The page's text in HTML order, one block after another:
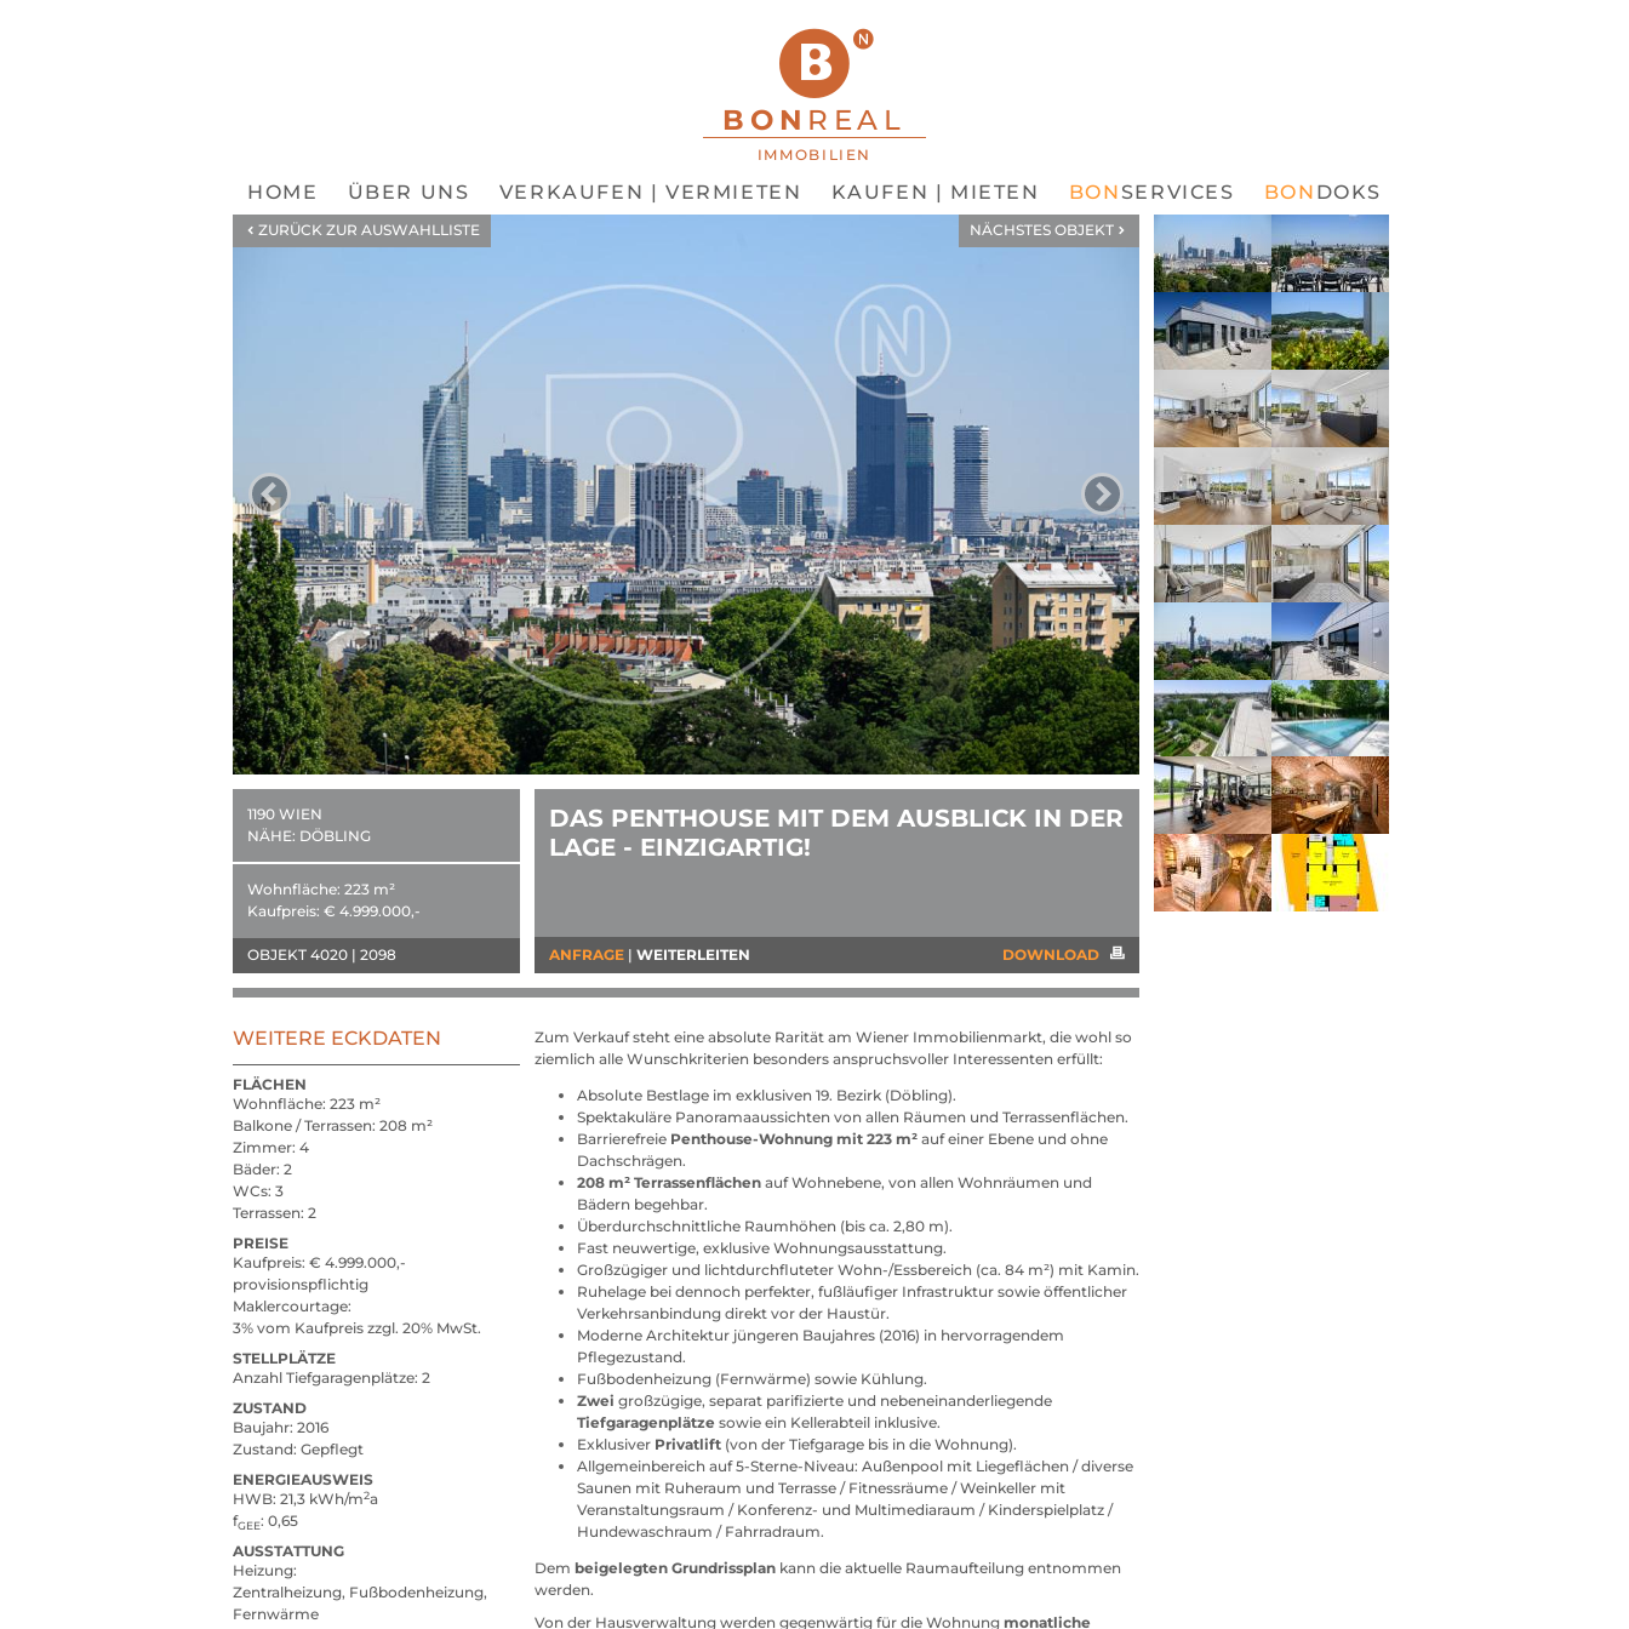
HOME ÜBER UNS VERKAUFEN | VERMIETEN KAUFEN | MIETEN SERVICES DOKS
BON REAL
IMMOBILIEN
ZURÜCK ZUR AUSWAHLLISTE NÄCHSTES OBJEKT
ZUM VORHERGEHENDEN BILD ZUM NÄCHSTEN BILD
DAS PENTHOUSE MIT DEM AUSBLICK IN DER
LAGE - EINZIGARTIG!
ANFRAGE WEITERLEITEN DOWNLOAD
OBJEKT 4020 | 2098
1190 WIEN
NÄHE: DÖBLING
Wohnfläche: 223 m²
Kaufpreis: € 4.999.000,-
Zum Verkauf steht eine absolute Rarität am Wiener Immobilienmarkt, die wohl so
ziemlich alle Wunschkriterien besonders anspruchsvoller Interessenten erfüllt:
Absolute Bestlage im exklusiven 19. Bezirk (Döbling).
Spektakuläre Panoramaaussichten von allen Räumen und Terrassenflächen.
Barrierefreie Penthouse-Wohnung mit 223 m² auf einer Ebene und ohne
Dachschrägen.
208 m² Terrassenflächenauf Wohnebene, von allen Wohnräumen und
Bädern begehbar.
Überdurchschnittliche Raumhöhen (bis ca. 2,80 m).
Fast neuwertige, exklusive Wohnungsausstattung.
Großzügiger und lichtdurchfluteter Wohn-/Essbereich (ca. 84 m²) mit Kamin.
Ruhelage bei dennoch perfekter, fußläufiger Infrastruktur sowie öffentlicher
Verkehrsanbindung direkt vor der Haustür.
Moderne Architektur jüngeren Baujahres (2016) in hervorragendem
Pflegezustand.
Fußbodenheizung (Fernwärme) sowie Kühlung.
Zwei großzügige, separat parifizierte und nebeneinanderliegende
Tiefgaragenplätzesowie ein Kellerabteil inklusive.
Exklusiver Privatlift(von der Tiefgarage bis in die Wohnung).
Allgemeinbereich auf 5-Sterne-Niveau: Außenpool mit Liegeflächen / diverse
Saunen mit Ruheraum und Terrasse / Fitnessräume / Weinkeller mit
Veranstaltungsraum / Konferenz- und Multimediaraum / Kinderspielplatz /
Hundewaschraum / Fahrradraum.
Dem beigelegten Grundrissplan kann die aktuelle Raumaufteilung entnommen
werden.
Von der Hausverwaltung werden gegenwärtig für die Wohnung monatliche
WEITERE ECKDATEN
FLÄCHEN
Wohnfläche 223 m²
Balkone / Terrassen 208 m²
Zimmer 4
Bäder 2
WCs 3
Terrassen 2
PREISE
Kaufpreis € 4.999.000,-
provisionspflichtig
ja
Maklercourtage
3% vom Kaufpreis zzgl. 20% MwSt.
STELLPLÄTZE
Anzahl Tiefgaragenplätze 2
ZUSTAND
Baujahr 2016
Zustand Gepflegt
ENERGIEAUSWEIS
HWB 21,3 kWh/m2a
fGEE 0,65
AUSSTATTUNG
Heizung
Zentralheizung, Fußbodenheizung,
Fernwärme